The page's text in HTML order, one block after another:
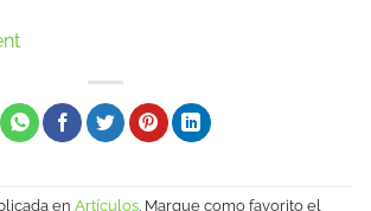
en Artículos. Marque como favorito el